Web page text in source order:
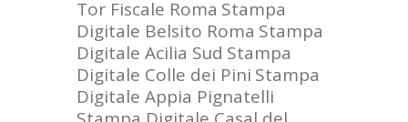
Tor Fiscale Roma Stampa
Digitale Belsito Roma Stampa
Digitale Acilia Sud Stampa
Digitale Colle dei Pini Stampa
Digitale Appia Pignatelli